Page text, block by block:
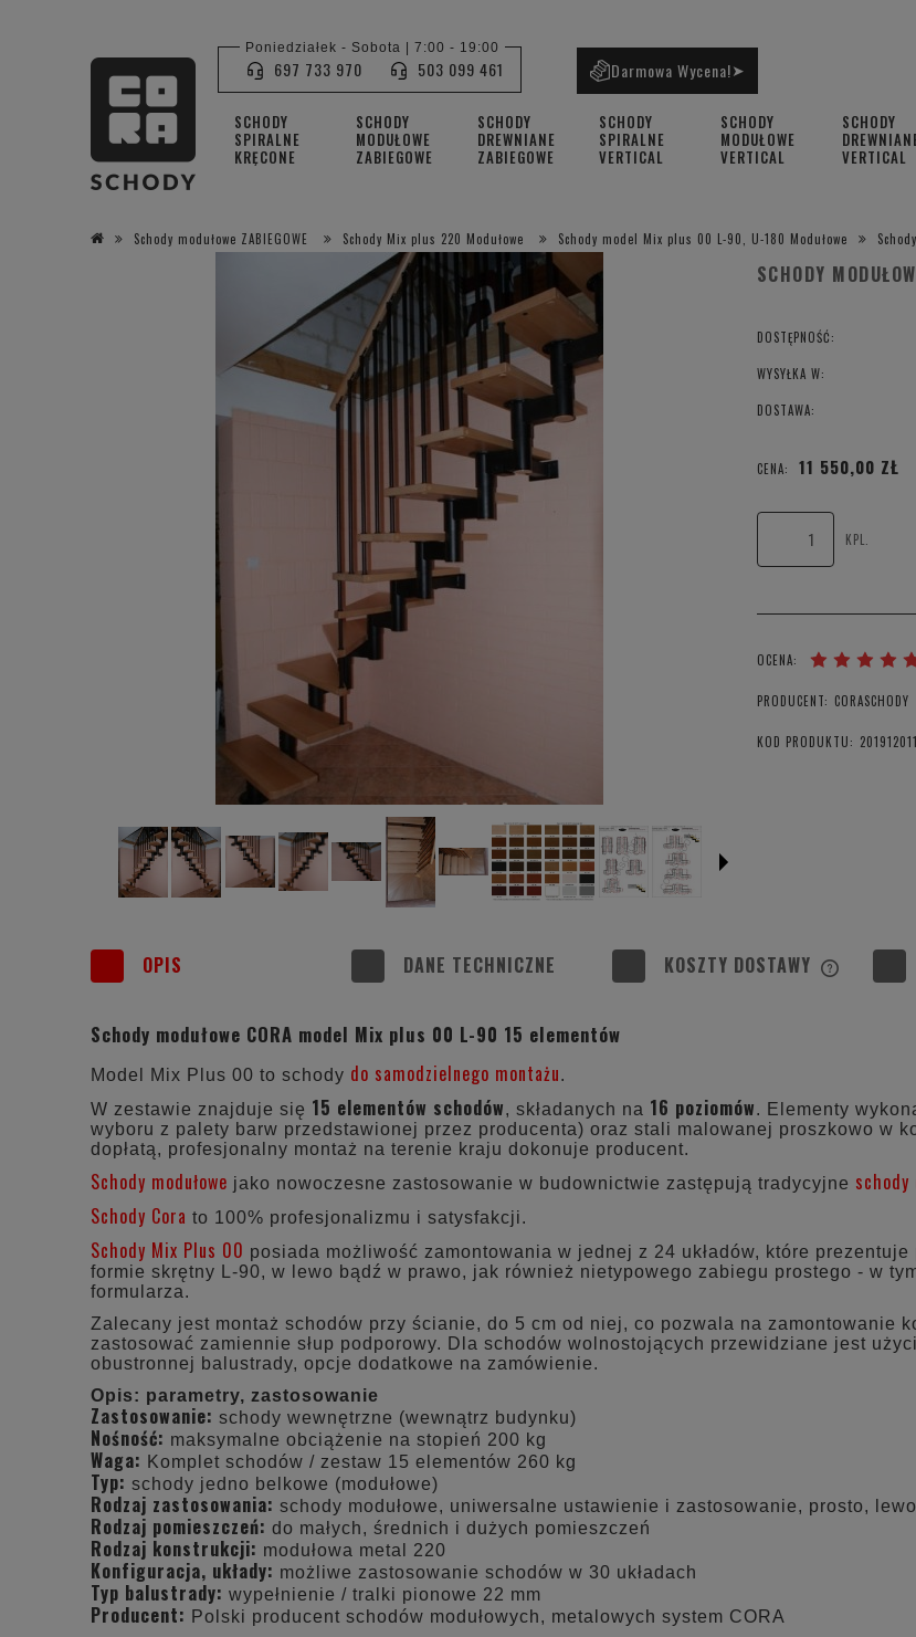
SCHODY
SPIRALNE
KRĘCONE
SCHODY
MODUŁOWE
ZABIEGOWE
SCHODY
DREWNIANE
ZABIEGOWE
SCHODY
SPIRALNE
VERTICAL
SCHODY
MODUŁOWE
VERTICAL
SCHODY
VERTICAL
Poniedziałek - Sobota | 7:00 - 19:00
697 733 970 503 099 461 Darmowa Wycena!➤
Schody modułowe ZABIEGOWE Schody Mix plus 220 Modułowe Schody model Mix plus 00 L-90, U-180 Modułowe
SCHODY
DOSTĘPNOŚĆ:
WYSYŁKA W:
DOSTAWA:
CENA:
11 550,00 ZŁ
KPL.
OCENA:
PRODUCENT: CORASCHODY
KOD PRODUKTU:
OPIS DANE TECHNICZNE KOSZTY DOSTAWY
Schody modułowe CORA model Mix plus 00 L-90 15 elementów
Model Mix Plus 00 to schody do samodzielnego montażu.
W zestawie znajduje się 15 elementów schodów, składanych na 16 poziomów. Elementy
wyboru z palety barw przedstawionej przez producenta) oraz stali malowanej proszkowo w
dopłatą, profesjonalny montaż na terenie kraju dokonuje producent.
Schody modułowe jako nowoczesne zastosowanie w budownictwie zastępują tradycyjne schody
Schody Cora to 100% profesjonalizmu i satysfakcji.
Schody Mix Plus 00 posiada możliwość zamontowania w jednej z 24 układów, które
formie skrętny L-90, w lewo bądź w prawo, jak również nietypowego zabiegu prostego - w
formularza.
Zalecany jest montaż schodów przy ścianie, do 5 cm od niej, co pozwala na zamontowanie
zastosować zamiennie słup podporowy. Dla schodów wolnostojących przewidziane jest
obustronnej balustrady, opcje dodatkowe na zamówienie.
Opis: parametry, zastosowanie
Zastosowanie: schody wewnętrzne (wewnątrz budynku)
Nośność: maksymalne obciążenie na stopień 200 kg
Waga: Komplet schodów / zestaw 15 elementów 260 kg
Typ: schody jedno belkowe (modułowe)
Rodzaj zastosowania: schody modułowe, uniwersalne ustawienie i zastosowanie, prosto,
Rodzaj pomieszczeń: do małych, średnich i dużych pomieszczeń
Rodzaj konstrukcji: modułowa metal 220
Konfiguracja, układy: możliwe zastosowanie schodów w 30 układach
Typ balustrady: wypełnienie / tralki pionowe 22 mm
Producent: Polski producent schodów modułowych, metalowych system CORA